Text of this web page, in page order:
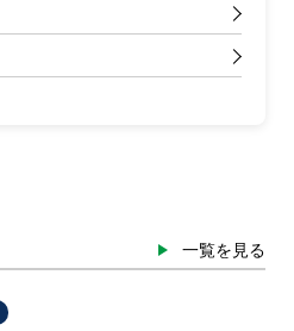
一覧を見る